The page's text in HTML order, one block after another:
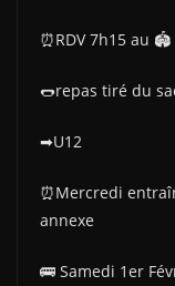
⏰RDV 7h15 au
🌭repas tiré du
➡U12
⏰Mercredi
annexe
🚌 Samedi 1er